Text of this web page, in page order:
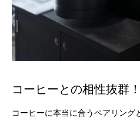
コーヒーとの相性抜群
コーヒーに本当に合うペアリング